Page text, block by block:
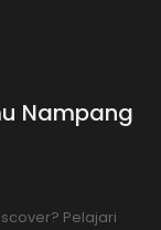
Nampang
Pelajari